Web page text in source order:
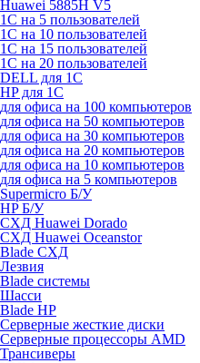
Huawei 5885H V5
1С на 5 пользователей
1С на 10 пользователей
1С на 15 пользователей
1С на 20 пользователей
DELL для 1С
HP для 1С
для офиса на 100 компьютеров
для офиса на 50 компьютеров
для офиса на 30 компьютеров
для офиса на 20 компьютеров
для офиса на 10 компьютеров
для офиса на 5 компьютеров
Supermicro Б/У
HP Б/У
СХД Huawei Dorado
СХД Huawei Oceanstor
Blade СХД
Лезвия
Blade системы
Шасси
Blade HP
Серверные жесткие диски
Серверные процессоры AMD
Трансиверы